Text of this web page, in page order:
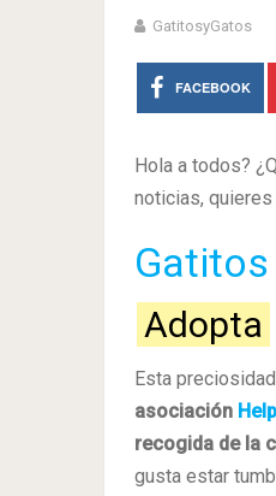
GatitosyGatos
FACEBOOK
Hola a todos?
noticias,
Adopta
Esta
asociación
recogida de la
gusta estar